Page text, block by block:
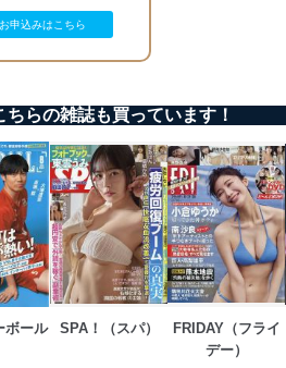
されているユーザー制御機能（ユ
ト制御）により、個人情報データ
扱う情報システムを使用する従業
セス等の防止
状態に保持しています。
扱う機器等にセキュリティ対策
導入し、自動更新 機能等の活用
新状態としています。
に伴う漏洩等の防止
人データの含まれるファイルを
当該ファイルへのパスワードを
トシステムの継続的改善
お申込みはこちら
らの雑誌も買っています！
ボール SPA！（スパ）
FRIDAY（フライ
デー）